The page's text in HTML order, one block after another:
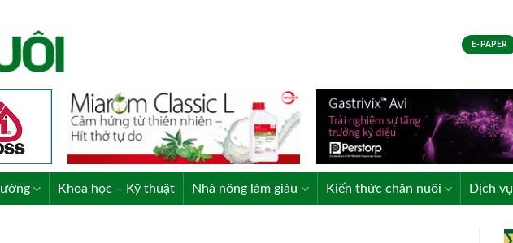
E-PAPER
Khoa học – Kỹ thuật Nhà nông làm giàu Kiến thức chăn nuôi Dịch vụ